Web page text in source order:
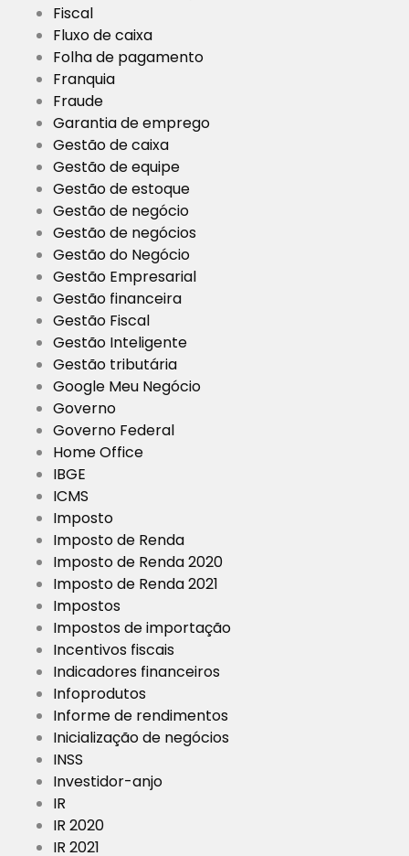
Fiscal
Fluxo de caixa
Folha de pagamento
Franquia
Fraude
Garantia de emprego
Gestão de caixa
Gestão de equipe
Gestão de estoque
Gestão de negócio
Gestão de negócios
Gestão do Negócio
Gestão Empresarial
Gestão financeira
Gestão Fiscal
Gestão Inteligente
Gestão tributária
Google Meu Negócio
Governo
Governo Federal
Home Office
IBGE
ICMS
Imposto
Imposto de Renda
Imposto de Renda 2020
Imposto de Renda 2021
Impostos
Impostos de importação
Incentivos fiscais
Indicadores financeiros
Infoprodutos
Informe de rendimentos
Inicialização de negócios
INSS
Investidor-anjo
IR
IR 2020
IR 2021